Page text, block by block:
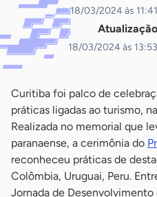
18/03/2024 às 11:41
Atualização
18/03/2024 às 13:53
Curitiba foi palco de
práticas ligadas ao turismo,
Realizada no memorial que
paranaense, a cerimônia do
reconheceu práticas de
Colômbia, Uruguai, Peru.
Jornada de